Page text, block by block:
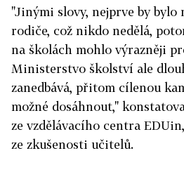
"Jinými slovy, nejprve by bylo
rodiče, což nikdo nedělá,
na školách mohlo výrazněji
Ministerstvo školství ale
zanedbává, přitom cílenou
možné dosáhnout,"
ze vzdělávacího centra
ze zkušenosti učitelů.